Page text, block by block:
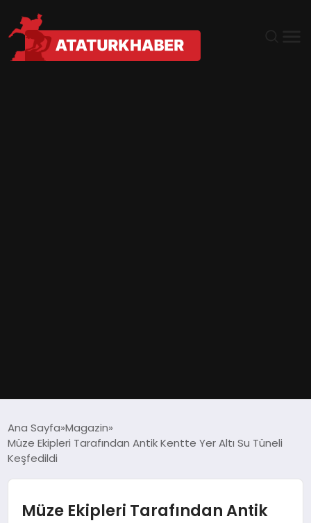
DÜNYA
Ana Sayfa Magazin
Müze Ekipleri Tarafından Antik Kentte Yer Altı Su Tüneli
Keşfedildi
Müze Ekipleri Tarafından Antik